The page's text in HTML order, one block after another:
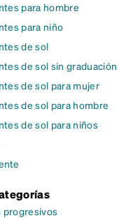
para hombre
para niño
de sol
de sol sin graduación
de sol para mujer
de sol para hombre
de sol para niños
progresivos